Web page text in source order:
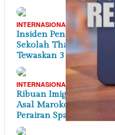
INTERNASIONAL 07/08/2026
Insiden Penembakan di
Sekolah Thailand
Tewaskan 3 Guru dan 3…
INTERNASIONAL 31/07/2026
Ribuan Imigran Gelap
Asal Maroko Memasuki
Perairan Spanyol